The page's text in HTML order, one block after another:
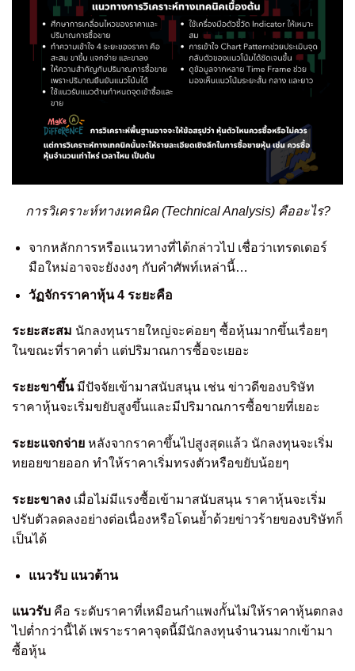
การวิเคราะห์ทางเทคนิค (Technical Analysis) คืออะไร?
จากหลักการหรือแนวทางที่ได้กล่าวไป เชื่อว่าเทรดเดอร์
มือใหม่อาจจะยังงงๆ กับคำศัพท์เหล่านี้…
วัฏจักรราคาหุ้น 4 ระยะคือ
ระยะสะสม นักลงทุนรายใหญ่จะค่อยๆ ซื้อหุ้นมากขึ้นเรื่อยๆ
ในขณะที่ราคาต่ำ แต่ปริมาณการซื้อจะเยอะ
ระยะขาขึ้นมีปัจจัยเข้ามาสนับสนุน เช่น ข่าวดีของบริษัท
ราคาหุ้นจะเริ่มขยับสูงขึ้นและมีปริมาณการซื้อขายที่เยอะ
ระยะแจกจ่าย หลังจากราคาขึ้นไปสูงสุดแล้ว นักลงทุนจะเริ่ม
ทยอยขายออก ทำให้ราคาเริ่มทรงตัวหรือขยับน้อยๆ
ระยะขาลง เมื่อไม่มีแรงซื้อเข้ามาสนับสนุน ราคาหุ้นจะเริ่ม
ปรับตัวลดลงอย่างต่อเนื่องหรือโดนย้ำด้วยข่าวร้ายของบริษัทก็
เป็นได้
แนวรับ แนวต้าน
แนวรับ คือ ระดับราคาที่เหมือนกำแพงกั้นไม่ให้ราคาหุ้นตกลง
ไปต่ำกว่านี้ได้ เพราะราคาจุดนี้มีนักลงทุนจำนวนมากเข้ามา
ซื้อหุ้น